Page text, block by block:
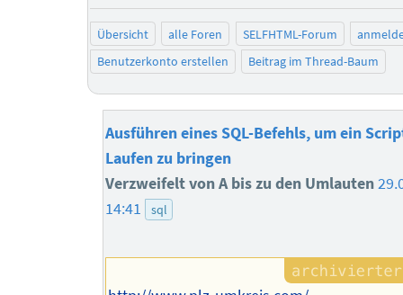
Übersicht alle Foren SELFHTML-Forum
Benutzerkonto erstellen
Beitrag im Thread-Baum
Ausführen eines SQL-Befehls, um ein
Laufen zu bringen
Verzweifelt von A bis zu den Umlauten
14:41
sql